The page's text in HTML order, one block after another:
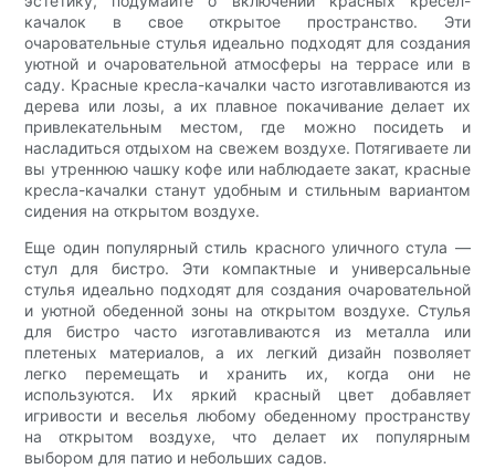
качалок в свое открытое пространство. Эти
очаровательные стулья идеально подходят для создания
уютной и очаровательной атмосферы на террасе или в
саду. Красные кресла-качалки часто изготавливаются из
дерева или лозы, а их плавное покачивание делает их
привлекательным местом, где можно посидеть и
насладиться отдыхом на свежем воздухе. Потягиваете ли
вы утреннюю чашку кофе или наблюдаете закат, красные
кресла-качалки станут удобным и стильным вариантом
сидения на открытом воздухе.
Еще один популярный стиль красного уличного стула —
стул для бистро. Эти компактные и универсальные
стулья идеально подходят для создания очаровательной
и уютной обеденной зоны на открытом воздухе. Стулья
для бистро часто изготавливаются из металла или
плетеных материалов, а их легкий дизайн позволяет
легко перемещать и хранить их, когда они не
используются. Их яркий красный цвет добавляет
игривости и веселья любому обеденному пространству
на открытом воздухе, что делает их популярным
выбором для патио и небольших садов.